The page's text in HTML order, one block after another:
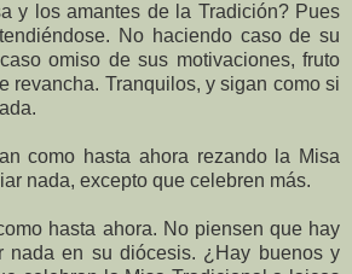
y los amantes de la Tradición? Pues
No haciendo caso de su
omiso de sus motivaciones, fruto
revancha. Tranquilos, y sigan como si
como hasta ahora rezando la Misa
nada, excepto que celebren más.
hasta ahora. No piensen que hay
nada en su diócesis. ¿Hay buenos y